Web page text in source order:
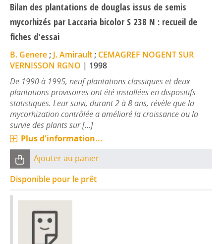
Bilan des plantations de douglas issus de semis
mycorhizés par Laccaria bicolor S 238 N : recueil de
fiches d'essai
B. Genere ; J. Amirault ; CEMAGREF NOGENT SUR
VERNISSON RGNO | 1998
De 1990 à 1995, neuf plantations classiques et deux
plantations provisoires ont été installées en dispositifs
statistiques. Leur suivi, durant 2 à 8 ans, révèle que la
mycorhization contrôlée a amélioré la croissance ou la
survie des plants sur [...]
Plus d'information...
Ajouter au panier
Disponible pour le prêt